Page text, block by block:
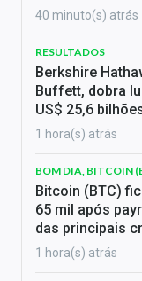
40 minuto(s) atrás
RESULTADOS
Berkshire
Buffett, dobra
US$ 25,6
1 hora(s) atrás
BOM DIA, BITCOIN
Bitcoin (BTC)
65 mil após
das principais
1 hora(s) atrás